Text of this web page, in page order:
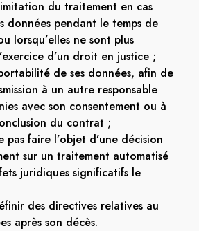
du traitement en cas
données pendant le temps de
lorsqu’elles ne sont plus
d’un droit en justice ;
de ses données, afin de
à un autre responsable
avec son consentement ou à
du contrat ;
faire l’objet d’une décision
sur un traitement automatisé
juridiques significatifs le
des directives relatives au
après son décès.